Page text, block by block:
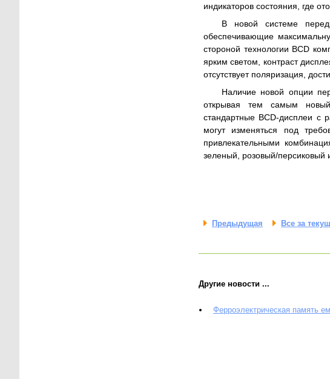
индикаторов состояния, где
В новой системе
обеспечивающие
стороной технологии BCD
ярким светом, контраст
отсутствует поляризация,
Наличие новой опции
открывая тем самым
стандартные BCD-дисплеи с
могут изменяться под
привлекательными
зеленый, розовый/
Предыдущая Все за
Другие новости ...
Ферроэлектрическая память